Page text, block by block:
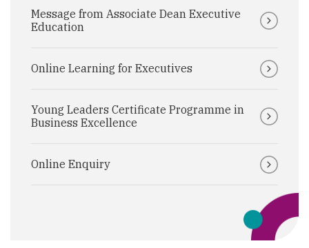
Message from Associate Dean Executive
Education
Online Learning for Executives
Young Leaders Certificate Programme in
Business Excellence
Online Enquiry